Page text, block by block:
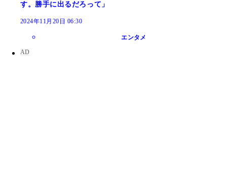
す。勝手に出るだろって」
2024年11月20日 06:30
エンタメ